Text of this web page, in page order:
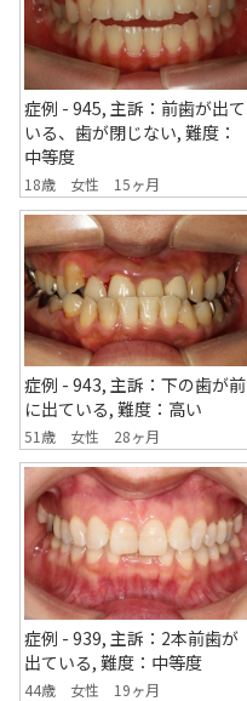
症例 - 945, 主訴：前歯が出て
いる、歯が閉じない, 難度：
中等度
18歳 女性 15ヶ月
症例 - 943, 主訴：下の歯が前
に出ている, 難度：高い
51歳 女性 28ヶ月
症例 - 939, 主訴：2本前歯が
出ている, 難度：中等度
44歳 女性 19ヶ月